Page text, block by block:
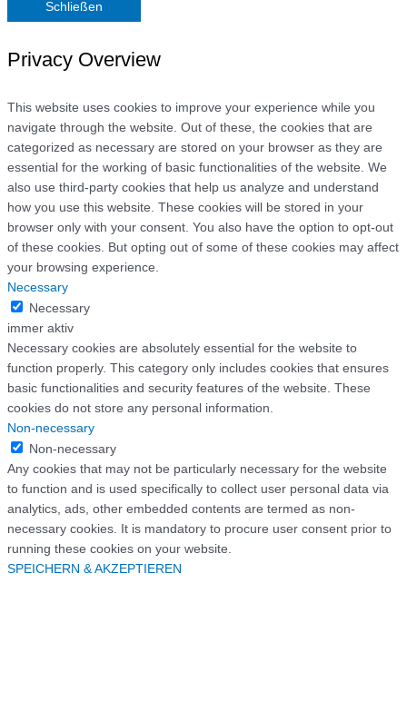
Schließen
Privacy Overview
This website uses cookies to improve your experience while you
navigate through the website. Out of these, the cookies that are
categorized as necessary are stored on your browser as they are
essential for the working of basic functionalities of the website. We
also use third-party cookies that help us analyze and understand
how you use this website. These cookies will be stored in your
browser only with your consent. You also have the option to opt-out
of these cookies. But opting out of some of these cookies may affect
your browsing experience.
Necessary
Necessary
immer aktiv
Necessary cookies are absolutely essential for the website to
function properly. This category only includes cookies that ensures
basic functionalities and security features of the website. These
cookies do not store any personal information.
Non-necessary
Non-necessary
Any cookies that may not be particularly necessary for the website
to function and is used specifically to collect user personal data via
analytics, ads, other embedded contents are termed as non-
necessary cookies. It is mandatory to procure user consent prior to
running these cookies on your website.
SPEICHERN & AKZEPTIEREN